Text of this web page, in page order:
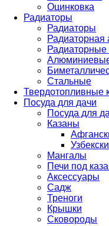
Оцинковка
Радиаторы
Радиаторы
Радиаторная
Радиаторные
Стальные
Твердотопливные
Посуда для дачи
Посуда для
Казаны
Мангалы
Печи под
Аксессуары
Садж
Треноги
Крышки
Сковороды